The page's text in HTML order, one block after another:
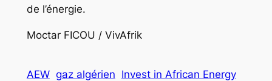
de l’énergie.
Moctar FICOU / VivAfrik
AEW gaz algérien Invest in African Energy